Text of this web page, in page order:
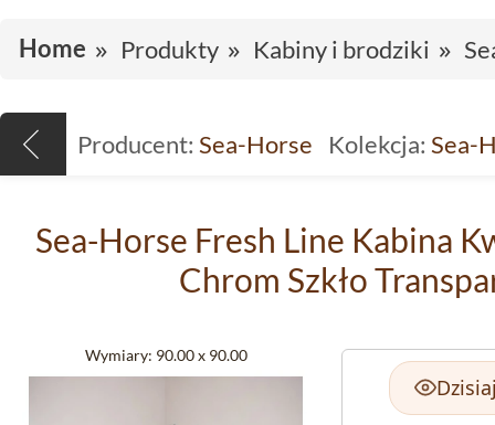
Home Produkty Kabiny i brodziki
Producent: Sea-Horse Kolekcja: Sea-
Sea-Horse Fresh Line Kabina
Chrom Szkło
Wymiary: 90.00 x 90.00